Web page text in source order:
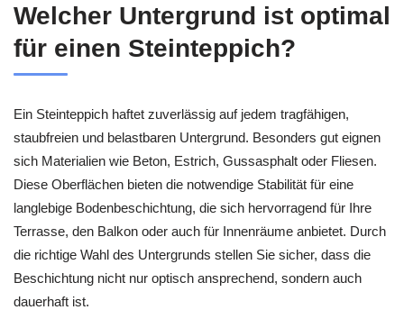
Welcher Untergrund ist optimal
für einen Steinteppich?
Ein Steinteppich haftet zuverlässig auf jedem tragfähigen,
staubfreien und belastbaren Untergrund. Besonders gut eignen
sich Materialien wie Beton, Estrich, Gussasphalt oder Fliesen.
Diese Oberflächen bieten die notwendige Stabilität für eine
langlebige Bodenbeschichtung, die sich hervorragend für Ihre
Terrasse, den Balkon oder auch für Innenräume anbietet. Durch
die richtige Wahl des Untergrunds stellen Sie sicher, dass die
Beschichtung nicht nur optisch ansprechend, sondern auch
dauerhaft ist.